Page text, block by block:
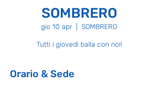
SOMBRERO
gio 10 apr SOMBRERO
Tutti i giovedì balla con noi!
Orario & Sede